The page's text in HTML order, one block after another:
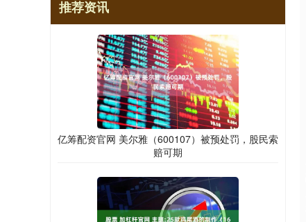
推荐资讯
亿筹配资官网 美尔雅（600107）被预处罚，股民索
赔可期